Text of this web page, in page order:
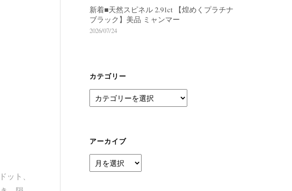
ット
新着■天然スピネル 2.91ct 【煌めくプラチナ
ブラック】美品 ミャンマー
2026/07/24
カテゴリー
テ
ー
アーカイブ
ア
ー